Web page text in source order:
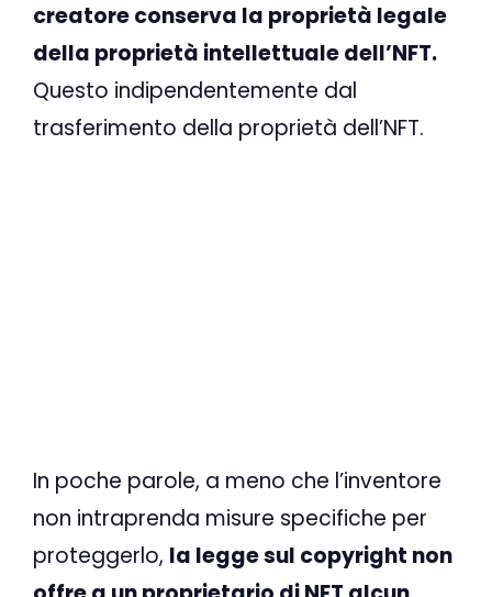
creatore conserva la proprietà legale
della proprietà intellettuale dell’NFT.
Questo indipendentemente dal
trasferimento della proprietà dell’NFT.
In poche parole, a meno che l’inventore
non intraprenda misure specifiche per
proteggerlo, la legge sul copyright non